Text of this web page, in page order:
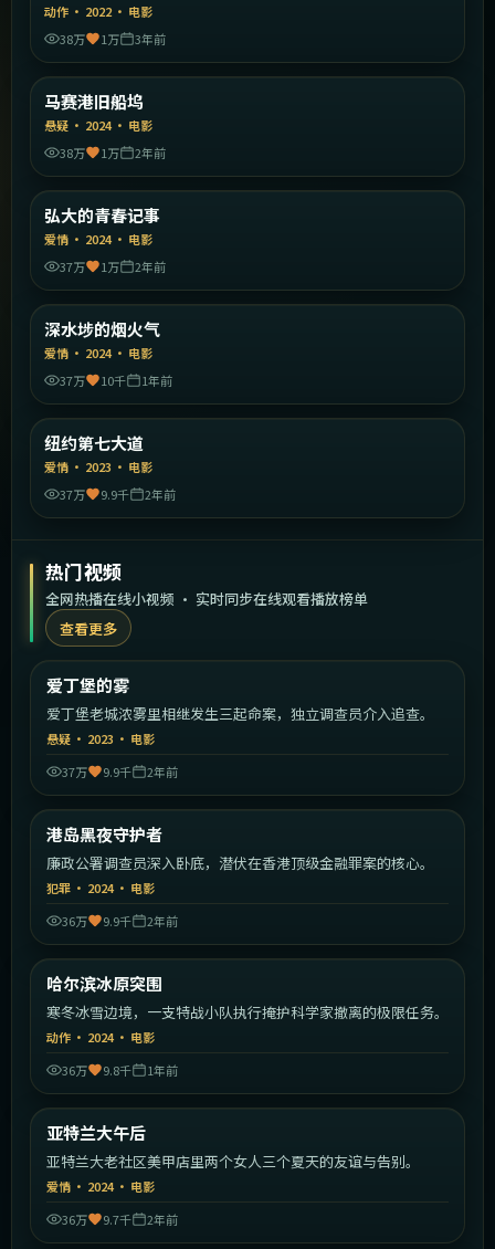
动作 · 2022 · 电影
38万
1万 3年前
精选
马赛港旧船坞
悬疑 · 2024· 电影
38万
1万 2年前
精选
弘大的青春记事
爱情 · 2024· 电影
37万
1万 2年前
精选
深水埗的烟火气
爱情 · 2024· 电影
37万
10千 1年前
精选
纽约第七大道
爱情 · 2023 · 电影
37万
9.9千 2年前
热门视频
全网热播在线小视频 · 实时同步在线观看播放榜单
查看更多
热门
爱丁堡的雾
爱丁堡老城浓雾里相继发生三起命案，独立调查员介入追查。
悬疑 · 2023 · 电影
37万
9.9千 2年前
热门
港岛黑夜守护者
廉政公署调查员深入卧底，潜伏在香港顶级金融罪案的核心。
犯罪 · 2024· 电影
36万
9.9千 2年前
热门
哈尔滨冰原突围
寒冬冰雪边境，一支特战小队执行掩护科学家撤离的极限任务。
动作 · 2024· 电影
36万
9.8千 1年前
热门
亚特兰大午后
亚特兰大老社区美甲店里两个女人三个夏天的友谊与告别。
爱情 · 2024· 电影
36万
9.7千 2年前